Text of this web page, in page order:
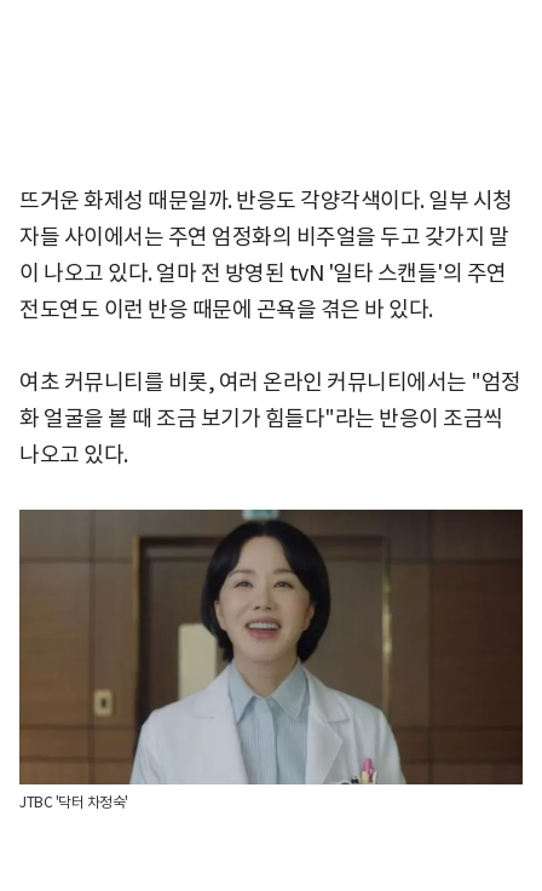
뜨거운 화제성 때문일까. 반응도 각양각색이다. 일부 시청
자들 사이에서는 주연 엄정화의 비주얼을 두고 갖가지 말
이 나오고 있다. 얼마 전 방영된 tvN '일타 스캔들'의 주연
전도연도 이런 반응 때문에 곤욕을 겪은 바 있다.
여초 커뮤니티를 비롯, 여러 온라인 커뮤니티에서는 "엄정
화 얼굴을 볼 때 조금 보기가 힘들다"라는 반응이 조금씩
나오고 있다.
JTBC '닥터 차정숙'